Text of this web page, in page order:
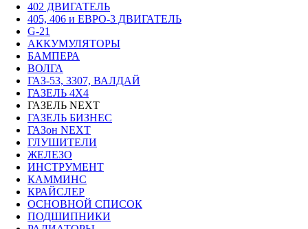
402 ДВИГАТЕЛЬ
405, 406 и ЕВРО-3 ДВИГАТЕЛЬ
G-21
АККУМУЛЯТОРЫ
БАМПЕРА
ВОЛГА
ГАЗ-53, 3307, ВАЛДАЙ
ГАЗЕЛЬ 4Х4
ГАЗЕЛЬ NEXT
ГАЗЕЛЬ БИЗНЕС
ГАЗон NEXT
ГЛУШИТЕЛИ
ЖЕЛЕЗО
ИНСТРУМЕНТ
КАММИНС
КРАЙСЛЕР
ОСНОВНОЙ СПИСОК
ПОДШИПНИКИ